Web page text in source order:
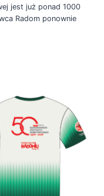
jest już ponad 1000
Radom ponownie